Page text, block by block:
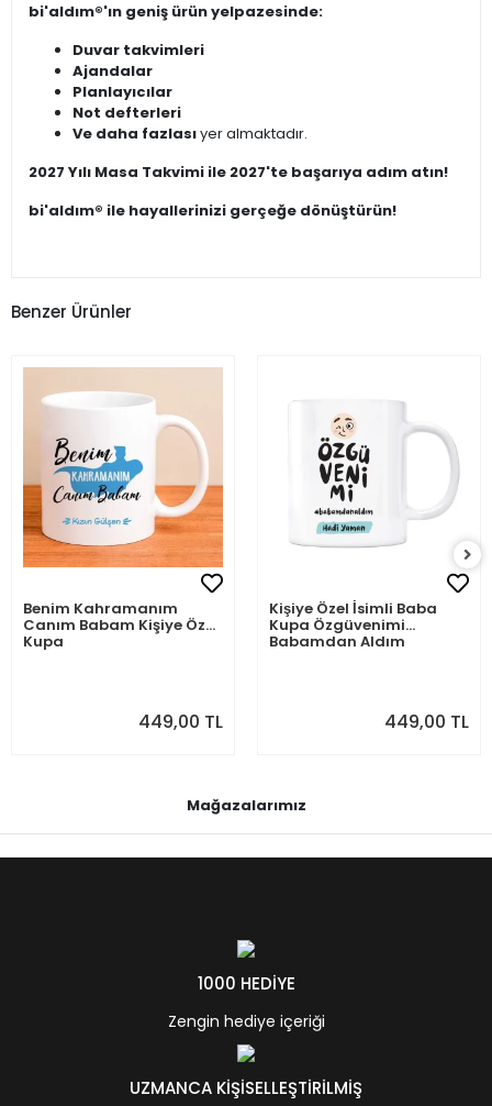
bi'aldım®'ın geniş ürün yelpazesinde:
Duvar takvimleri
Ajandalar
Planlayıcılar
Not defterleri
Ve daha fazlasıyer almaktadır.
2027 Yılı Masa Takvimi ile 2027'te başarıya adım atın!
bi'aldım® ile hayallerinizi gerçeğe dönüştürün!
Benzer Ürünler
Benim Kahramanım
Canım Babam Kişiye Özel
Kupa
449,00 TL
Kişiye Özel İsimli Baba
Kupa Özgüvenimi
Babamdan Aldım
449,00 TL
Mağazalarımız
1000 HEDİYE
Zengin hediye içeriği
UZMANCA KİŞİSELLEŞTİRİLMİŞ